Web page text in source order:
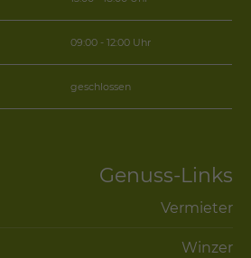
09:00 - 12:00 Uhr
geschlossen
Genuss-Links
Vermieter
Winzer